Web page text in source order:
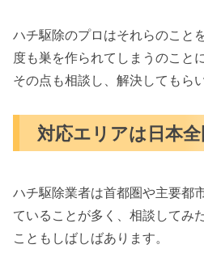
ハチ駆除のプロはそれらのこと
度も巣を作られてしまうのこと
その点も相談し、解決してもら
対応エリアは日本全
ハチ駆除業者は首都圏や主要都
ていることが多く、相談してみ
こともしばしばあります。